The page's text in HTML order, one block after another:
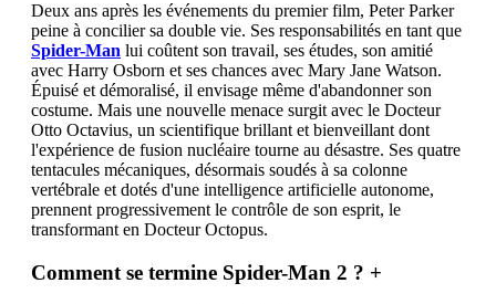
Deux ans après les événements du premier film, Peter Parker
peine à concilier sa double vie. Ses responsabilités en tant que
Spider-Man lui coûtent son travail, ses études, son amitié
avec Harry Osborn et ses chances avec Mary Jane Watson.
Épuisé et démoralisé, il envisage même d'abandonner son
costume. Mais une nouvelle menace surgit avec le Docteur
Otto Octavius, un scientifique brillant et bienveillant dont
l'expérience de fusion nucléaire tourne au désastre. Ses quatre
tentacules mécaniques, désormais soudés à sa colonne
vertébrale et dotés d'une intelligence artificielle autonome,
prennent progressivement le contrôle de son esprit, le
transformant en Docteur Octopus.
Comment se termine Spider-Man 2 ? +